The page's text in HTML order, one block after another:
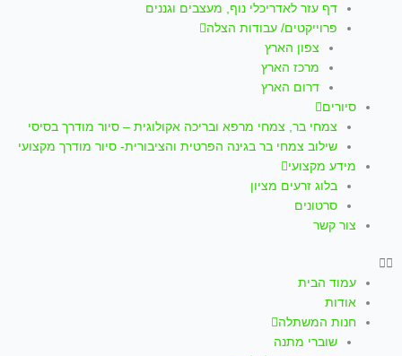
דף עזר לאדריכלי נוף, מעצבים וגננים
פרוייקטים/ עבודות הצלה
צפון הארץ
מרכז הארץ
דרום הארץ
סיורים
צמחי בר, צמחי מרפא ובריכה אקולוגית – סיור מודרך בסיסי
שילוב צמחי בר בגינה הפרטית והציבורית- סיור מודרך מקצועי
מידע מקצועי
בלוג זרעים מציון
סרטונים
צור קשר
עמוד הבית
אודות
חנות המשתלה
שוברי מתנה